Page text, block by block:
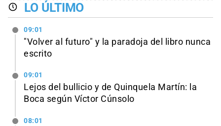
LO ÚLTIMO
09:01
"Volver al futuro" y la paradoja del libro nunca
escrito
09:01
Lejos del bullicio y de Quinquela Martín: la
Boca según Víctor Cúnsolo
08:01